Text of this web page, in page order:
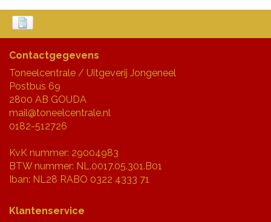
Contactgegevens
Toneelcentrale / Uitgeverij Jongeneel
Postbus 69
2800 AB GOUDA
mail@toneelcentrale.nl
0182-512726
KvK nummer: 29004983
BTW nummer: NL.0017.05.301.B01
Iban: NL28 RABO 0322 4333 71
Klantenservice